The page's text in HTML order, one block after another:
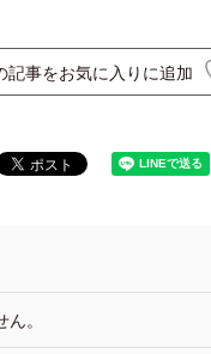
記事をお気に入りに追加
。